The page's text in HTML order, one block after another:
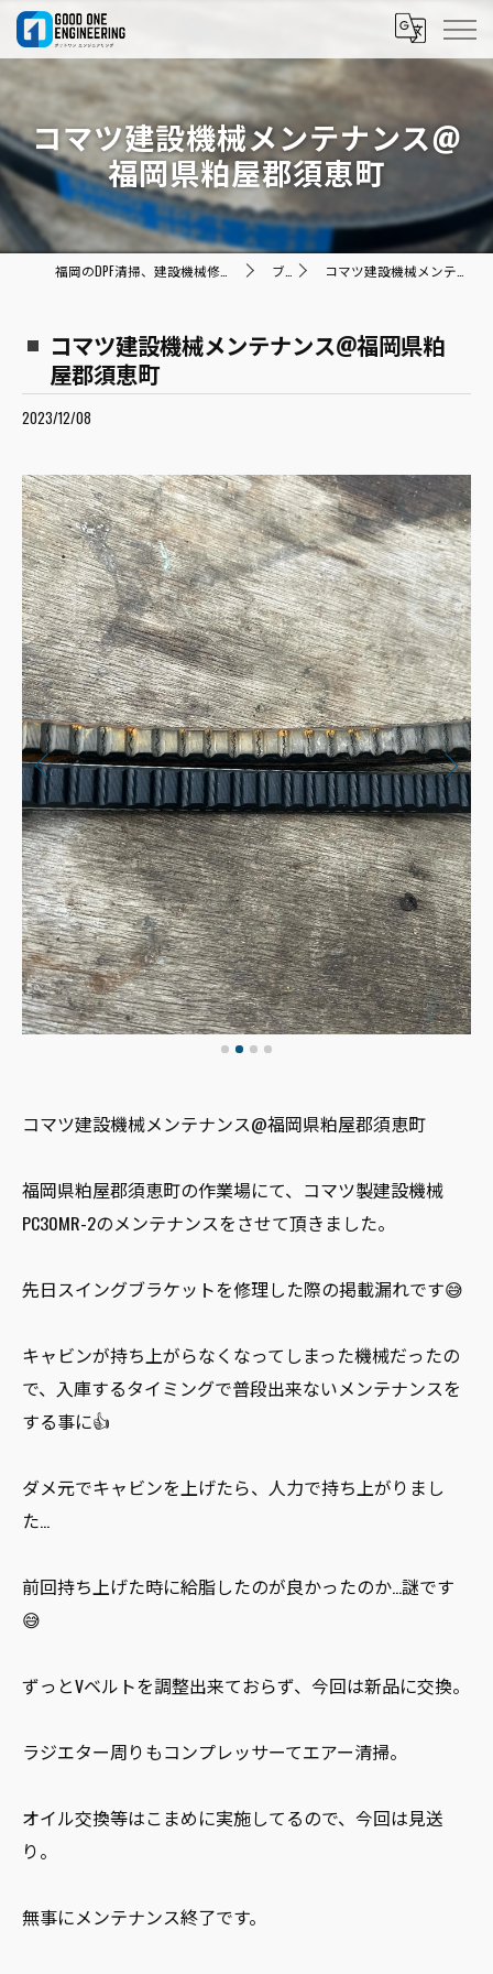
コマツ建設機械メンテナンス@
福岡県粕屋郡須恵町
ブログ コマツ建設機械メンテナンス@福岡県粕屋郡須恵町
コマツ建設機械メンテナンス@福岡県粕
屋郡須恵町
2023/12/08
コマツ建設機械メンテナンス@福岡県粕屋郡須恵町
福岡県粕屋郡須恵町の作業場にて、コマツ製建設機械
PC30MR-2のメンテナンスをさせて頂きました。
先日スイングブラケットを修理した際の掲載漏れです😅
キャビンが持ち上がらなくなってしまった機械だったの
で、入庫するタイミングで普段出来ないメンテナンスを
する事に👍
ダメ元でキャビンを上げたら、人力で持ち上がりまし
た…
前回持ち上げた時に給脂したのが良かったのか…謎です
😅
ずっとVベルトを調整出来ておらず、今回は新品に交換。
ラジエター周りもコンプレッサーてエアー清掃。
オイル交換等はこまめに実施してるので、今回は見送
り。
無事にメンテナンス終了です。